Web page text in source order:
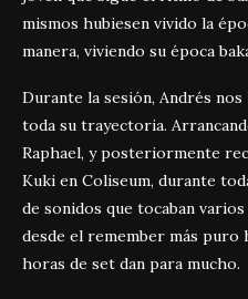
mismos hubiesen vivido la
manera, viviendo su época
Durante la sesión, Andrés
toda su trayectoria.
Raphael, y posteriormente
Kuki en Coliseum, durante
de sonidos que tocaban
desde el remember más puro
horas de set dan para mucho.